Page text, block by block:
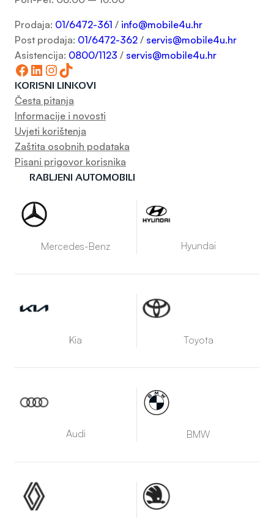
Prodaja: 01/6472-361 / info@mobile4u.hr
Post prodaja: 01/6472-362 / servis@mobile4u.hr
Asistencija: 0800/1123 / servis@mobile4u.hr
Facebook LinkedIn InstagramTikTok
KORISNI LINKOVI
Česta pitanja
Informacije i novosti
Uvjeti korištenja
Zaštita osobnih podataka
Pisani prigovor korisnika
RABLJENI AUTOMOBILI
Mercedes-Benz Hyundai
Kia Toyota
Audi BMW